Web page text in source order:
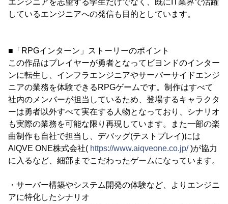
エンジニアを志望する学生だけでなく、既にIT業界で活躍
しているエンジニアへの発信も目的としています。
■「RPGインターン」ストーリーのポイント
この作品はプレイヤーが勇者となってビヨンドのインター
ンに転生し、インフラエンジニアやサーバーサイドエンジ
ニアの業務を体験できるRPGゲームです。制作はすべて
社内のメンバーが担当しているため、登場するキャラクタ
ーは勇者以外すべて実在する人物となっており、シナリオ
も実際の業務を可能な限り再現しています。また一部の楽
曲制作も自社で担当し、デバッグ(テストプレイ)には
AIQVE ONE株式会社( https://www.aiqveone.co.jp/)が協力
に入るなど、細部までこだわったゲームになっています。
・サーバー構築やシステム開発の体験など、よりエンジニ
アに特化したシナリオ